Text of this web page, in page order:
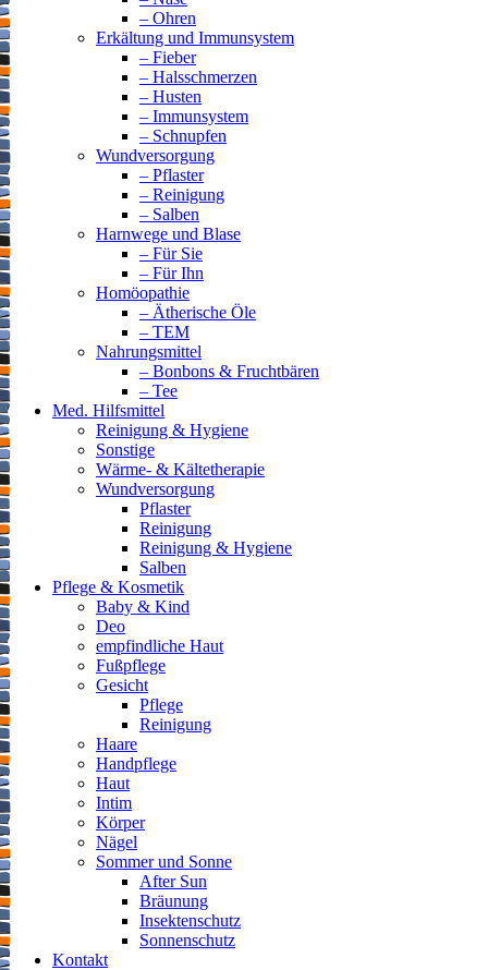
– Ohren
Erkältung und Immunsystem
– Fieber
– Halsschmerzen
– Husten
– Immunsystem
– Schnupfen
Wundversorgung
– Pflaster
– Reinigung
– Salben
Harnwege und Blase
– Für Sie
– Für Ihn
Homöopathie
– Ätherische Öle
– TEM
Nahrungsmittel
– Bonbons & Fruchtbären
– Tee
Med. Hilfsmittel
Reinigung & Hygiene
Sonstige
Wärme- & Kältetherapie
Wundversorgung
Pflaster
Reinigung
Reinigung & Hygiene
Salben
Pflege & Kosmetik
Baby & Kind
Deo
empfindliche Haut
Fußpflege
Gesicht
Pflege
Reinigung
Haare
Handpflege
Haut
Intim
Körper
Nägel
Sommer und Sonne
After Sun
Bräunung
Insektenschutz
Sonnenschutz
Kontakt